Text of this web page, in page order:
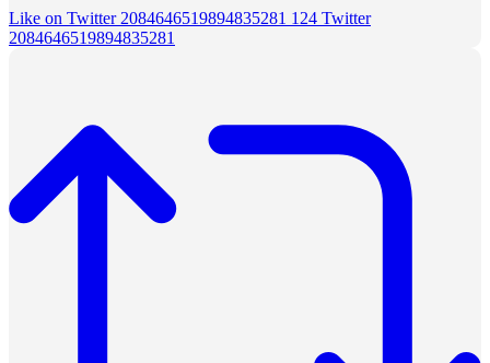
Like on Twitter 2084646519894835281 124 Twitter
2084646519894835281